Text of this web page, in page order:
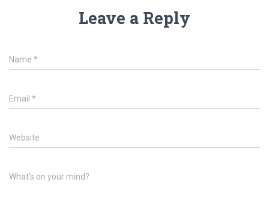
Leave a Reply
Name *
Email *
Website
What's on your mind?